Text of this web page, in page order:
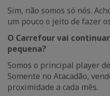
Sim, não somos só nós.
um pouco o jeito de fazer
O Carrefour vai
pequena?
Somos o principal player
Somente no Atacadão,
proximidade a cada mês.